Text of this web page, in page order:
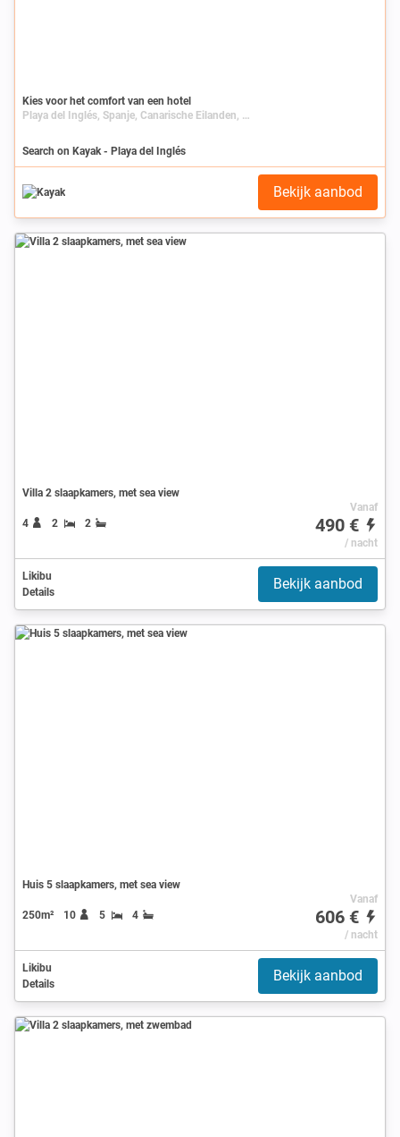
Kies voor het comfort van een hotel
Playa del Inglés, Spanje, Canarische Eilanden, Gran Canaria
Search on Kayak - Playa del Inglés
Bekijk aanbod
Villa 2 slaapkamers, met sea view
4 2 2
Vanaf
490 €
/ nacht
Likibu
Details
Bekijk aanbod
Huis 5 slaapkamers, met sea view
250m² 10 5 4
Vanaf
606 €
/ nacht
Likibu
Details
Bekijk aanbod